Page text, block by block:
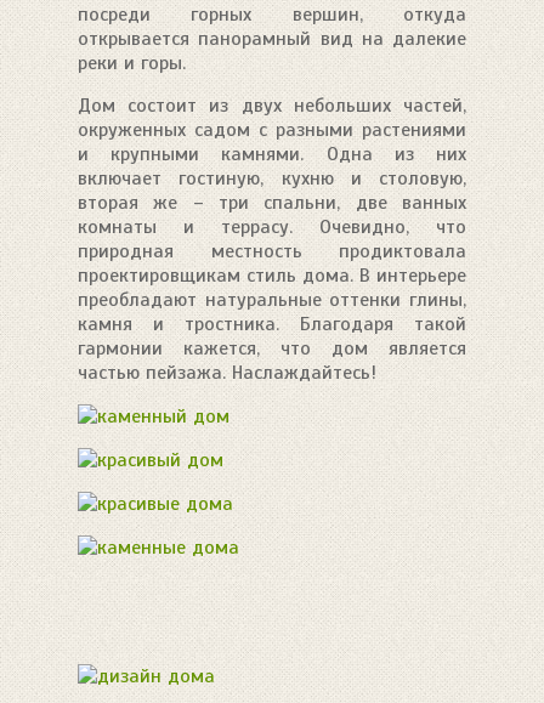
посреди горных вершин, откуда
открывается панорамный вид на далекие
реки и горы.
Дом состоит из двух небольших частей,
окруженных садом с разными растениями
и крупными камнями. Одна из них
включает гостиную, кухню и столовую,
вторая же – три спальни, две ванных
комнаты и террасу. Очевидно, что
природная местность продиктовала
проектировщикам стиль дома. В интерьере
преобладают натуральные оттенки глины,
камня и тростника. Благодаря такой
гармонии кажется, что дом является
частью пейзажа. Наслаждайтесь!